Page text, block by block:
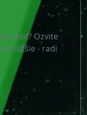
Ozvite
nižšie - radi